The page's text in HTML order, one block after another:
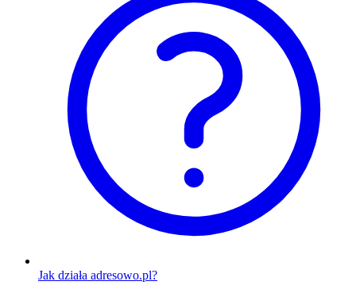
Jak działa adresowo.pl?